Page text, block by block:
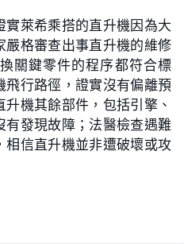
萊希乘搭的直升機因為大
嚴格審查出事直升機的維修
關鍵零件的程序都符合標
行路徑，證實沒有偏離預
機其餘部件，包括引擎、
發現故障；法醫檢查遇難
信直升機並非遭破壞或攻